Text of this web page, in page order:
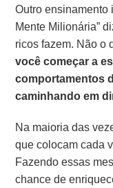
Outro ensinamento
Mente Milionária”
ricos fazem. Não o
você começar a
comportamentos
caminhando em
Na maioria das
que colocam cada
Fazendo essas
chance de